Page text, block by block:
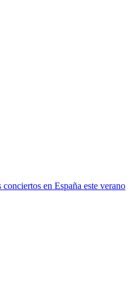
en España este verano